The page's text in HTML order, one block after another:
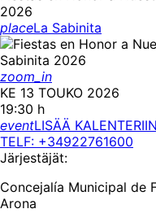
2026
placeLa Sabinita
zoom_in
KE 13 TOUKO 2026
19:30 h
eventLISÄÄ KALENTERIIN
TELF: +34922761600
Järjestäjät:
Concejalía Municipal de
Arona